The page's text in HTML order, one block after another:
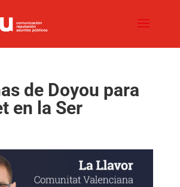
de Doyou para
en la Ser